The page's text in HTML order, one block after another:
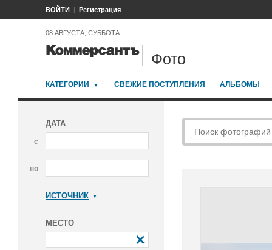
ВОЙТИ Регистрация
08 АВГУСТА, СУББОТА
Фото
КАТЕГОРИИ СВЕЖИЕ ПОСТУПЛЕНИЯ АЛЬБОМЫ
ДАТА
с
по
ИСТОЧНИК
МЕСТО